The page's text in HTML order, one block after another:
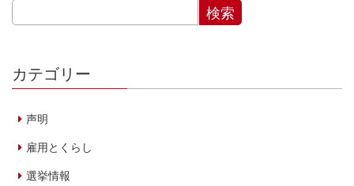
カテゴリー
声明
雇用とくらし
選挙情報